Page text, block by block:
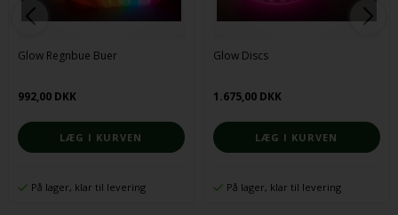
Glow Regnbue Buer
992,00 DKK
På lager, klar til levering
Glow Discs
1.675,00 DKK
På lager, klar til levering